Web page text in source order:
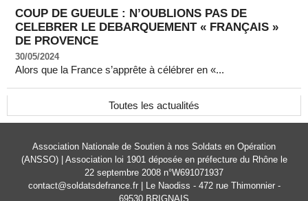
COUP DE GUEULE : N’OUBLIONS PAS DE
CELEBRER LE DEBARQUEMENT « FRANÇAIS »
DE PROVENCE
30/05/2024
Alors que la France s’apprête à célébrer en «...
Toutes les actualités
Association Nationale de Soutien à nos Soldats en Opération
(ANSSO) | Association loi 1901 déposée en préfecture du Rhône le
22 septembre 2008 n°W691071937
contact@soldatsdefrance.fr | Le Naodiss - 472 rue Thimonnier -
69530 BRIGNAIS